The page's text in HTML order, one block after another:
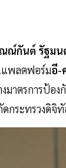
กันต์ รัฐมนต
พลตฟอร์มอี-
งมาตรการป้
กระทรวงดิจิ